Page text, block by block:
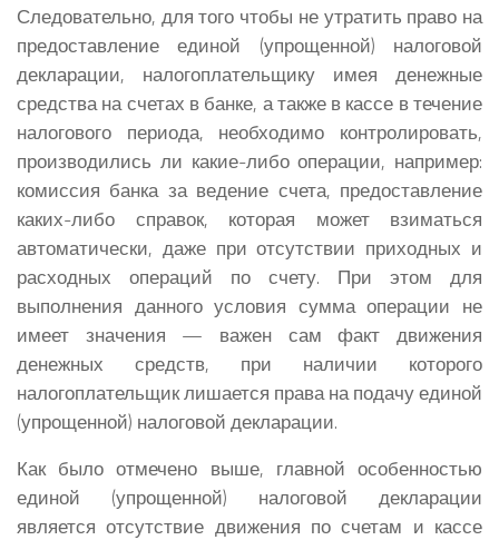
Следовательно, для того чтобы не утратить право на
предоставление единой (упрощенной) налоговой
декларации, налогоплательщику имея денежные
средства на счетах в банке, а также в кассе в течение
налогового периода, необходимо контролировать,
производились ли какие-либо операции, например:
комиссия банка за ведение счета, предоставление
каких-либо справок, которая может взиматься
автоматически, даже при отсутствии приходных и
расходных операций по счету. При этом для
выполнения данного условия сумма операции не
имеет значения — важен сам факт движения
денежных средств, при наличии которого
налогоплательщик лишается права на подачу единой
(упрощенной) налоговой декларации.
Как было отмечено выше, главной особенностью
единой (упрощенной) налоговой декларации
является отсутствие движения по счетам и кассе